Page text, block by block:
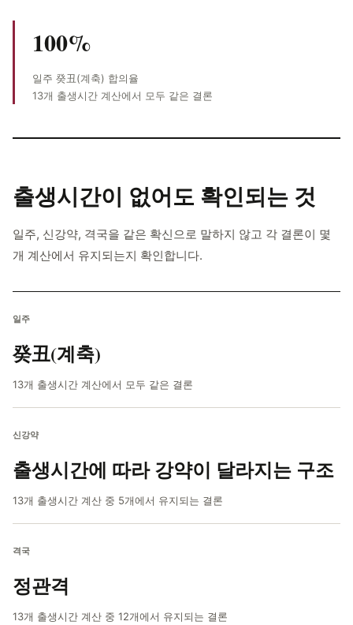
100%
일주 癸丑(계축) 합의율
13개 출생시간 계산에서 모두 같은 결론
출생시간이 없어도 확인되는 것
일주, 신강약, 격국을 같은 확신으로 말하지 않고 각 결론이 몇
개 계산에서 유지되는지 확인합니다.
일주
癸丑(계축)
13개 출생시간 계산에서 모두 같은 결론
신강약
출생시간에 따라 강약이 달라지는 구조
13개 출생시간 계산 중 5개에서 유지되는 결론
격국
정관격
13개 출생시간 계산 중 12개에서 유지되는 결론